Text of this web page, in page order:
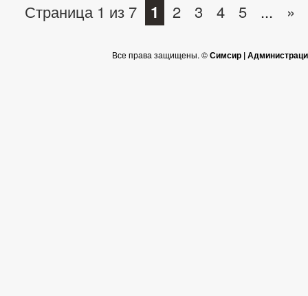
Страница 1 из 7 1 2 3 4 5 ... »
Все права защищены. ©Симсир |